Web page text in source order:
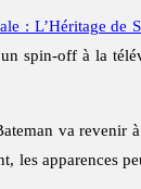
: L’Héritage de
spin-off à la
va revenir
apparences